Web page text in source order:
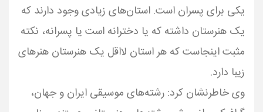
یکی برای پسران است. استان‌های زیادی وجود دارند که
یک هنرستان داشته که یا دخترانه است یا پسرانه، نکته
مثبت اینجاست که هر استان لااقل یک هنرستان هنرهای
وی خاطرنشان کرد: رشته‌های موسیقی ایران و جهان،